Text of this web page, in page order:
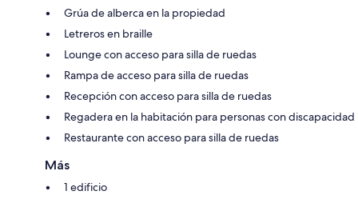
Grúa de alberca en la propiedad
Letreros en braille
Lounge con acceso para silla de ruedas
Rampa de acceso para silla de ruedas
Recepción con acceso para silla de ruedas
Regadera en la habitación para personas con discapacidad
Restaurante con acceso para silla de ruedas
Más
1 edificio